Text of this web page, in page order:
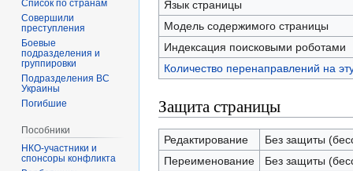
Язык страницы
Модель содержимого страницы
Индексация поисковыми роботами
Количество перенаправлений на
Защита страницы
Редактирование
Без защиты
Переименование
Без защиты
Список по странам
Совершили
преступления
Боевые
подразделения и
группировки
Подразделения ВС
Украины
Погибшие
Пособники
спонсоры конфликта